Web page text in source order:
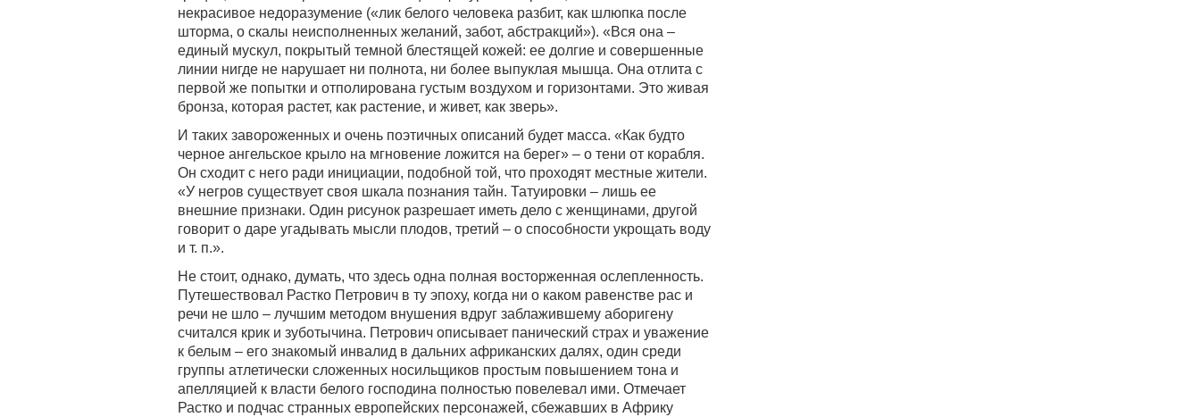
некрасивое недоразумение («лик белого человека разбит, как шлюпка после
шторма, о скалы неисполненных желаний, забот, абстракций»). «Вся она –
единый мускул, покрытый темной блестящей кожей: ее долгие и совершенные
линии нигде не нарушает ни полнота, ни более выпуклая мышца. Она отлита с
первой же попытки и отполирована густым воздухом и горизонтами. Это живая
бронза, которая растет, как растение, и живет, как зверь».
И таких завороженных и очень поэтичных описаний будет масса. «Как будто
черное ангельское крыло на мгновение ложится на берег» – о тени от корабля.
Он сходит с него ради инициации, подобной той, что проходят местные жители.
«У негров существует своя шкала познания тайн. Татуировки – лишь ее
внешние признаки. Один рисунок разрешает иметь дело с женщинами, другой
говорит о даре угадывать мысли плодов, третий – о способности укрощать воду
и т. п.».
Не стоит, однако, думать, что здесь одна полная восторженная ослепленность.
Путешествовал Растко Петрович в ту эпоху, когда ни о каком равенстве рас и
речи не шло – лучшим методом внушения вдруг заблажившему аборигену
считался крик и зуботычина. Петрович описывает панический страх и уважение
к белым – его знакомый инвалид в дальних африканских далях, один среди
группы атлетически сложенных носильщиков простым повышением тона и
апелляцией к власти белого господина полностью повелевал ими. Отмечает
Растко и подчас странных европейских персонажей, сбежавших в Африку